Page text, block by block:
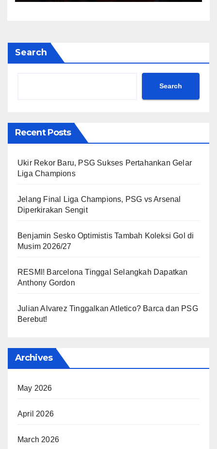
Search
Search
Recent Posts
Ukir Rekor Baru, PSG Sukses Pertahankan Gelar
Liga Champions
Jelang Final Liga Champions, PSG vs Arsenal
Diperkirakan Sengit
Benjamin Sesko Optimistis Tambah Koleksi Gol di
Musim 2026/27
RESMI! Barcelona Tinggal Selangkah Dapatkan
Anthony Gordon
Julian Alvarez Tinggalkan Atletico? Barca dan PSG
Berebut!
Archives
May 2026
April 2026
March 2026